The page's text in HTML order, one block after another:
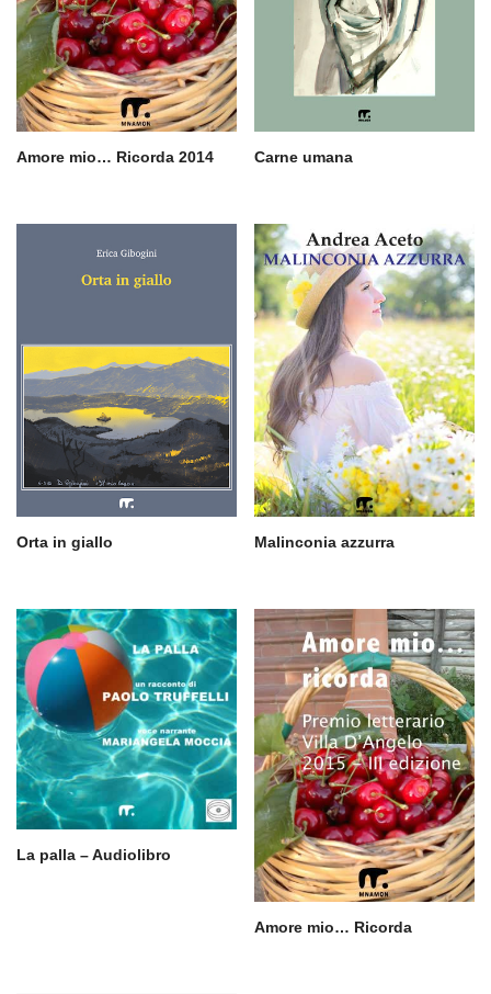
Amore mio… Ricorda 2014 Carne umana
Orta in giallo Malinconia azzurra
La palla – Audiolibro
Amore mio… Ricorda